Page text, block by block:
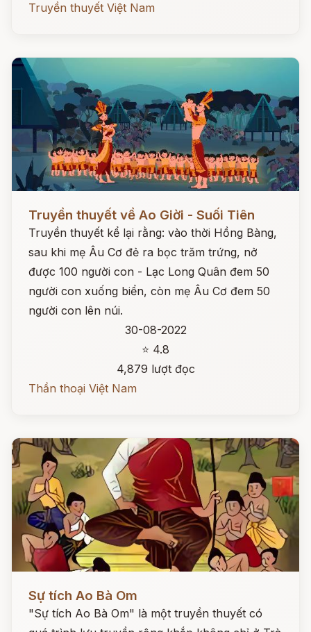
Truyền thuyết Việt Nam
Đọc ngay
Truyền thuyết về Ao Giời - Suối Tiên
Truyền thuyết kể lại rằng: vào thời Hồng Bàng,
sau khi mẹ Âu Cơ đẻ ra bọc trăm trứng, nở
được 100 người con - Lạc Long Quân đem 50
người con xuống biển, còn mẹ Âu Cơ đem 50
người con lên núi.
30-08-2022
⭐ 4.8
4,879 lượt đọc
Thần thoại Việt Nam
Sự tích Ao Bà Om
"Sự tích Ao Bà Om" là một truyền thuyết có